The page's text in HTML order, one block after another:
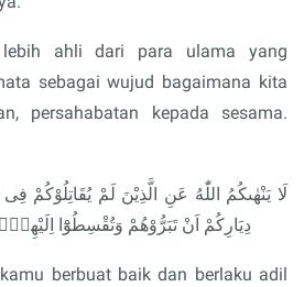
ahli dari para ulama yang
sebagai wujud bagaimana kita
persahabatan kepada sesama.
لَا يَنْهٰىكُمُ اللّٰهُ عَنِ الَّذِيْنَ لَمْ يُقَاتِلُوْكُمْ
دِيَارِكُمْ اَنْ تَبَرُّوْهُمْ وَتُقْسِطُوْٓا
berbuat baik dan berlaku adil